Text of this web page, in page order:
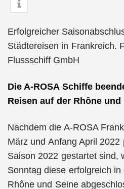
Erfolgreicher
Städtereisen in Frankreich.
Flussschiff GmbH
Die A-ROSA Schiffe
Reisen auf der Rhône
Nachdem die A-ROSA
März und Anfang April
Saison 2022 gestartet sind,
Sonntag diese erfolgreich
Rhône und Seine